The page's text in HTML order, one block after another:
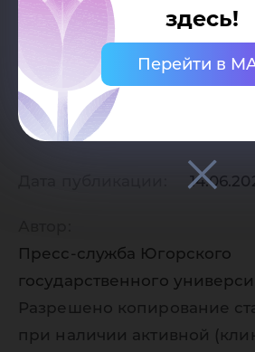
здесь!
Перейти в
Пресс-служба Югорского
государственного
Разрешено копирование
при наличии активной